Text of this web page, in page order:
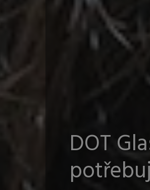
DOT